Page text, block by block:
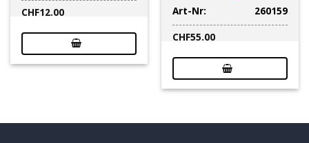
CHF12.00
Art-Nr:
260159
CHF55.00